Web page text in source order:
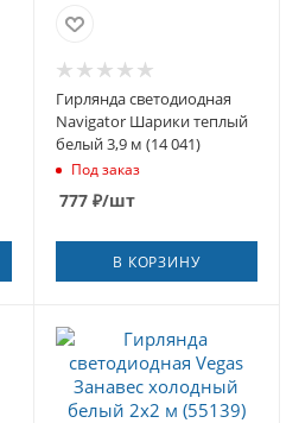
Гирлянда светодиодная
Navigator Шарики теплый
белый 3,9 м (14 041)
Под заказ
777₽/шт
В КОРЗИНУ